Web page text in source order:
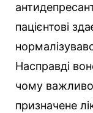
пацієнтові
Насправді
чому
призначене